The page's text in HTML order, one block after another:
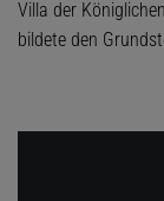
Villa der
bildete den